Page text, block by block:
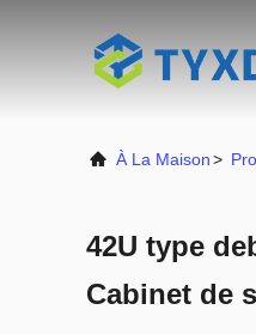
À La Maison>
42U type
Cabinet de